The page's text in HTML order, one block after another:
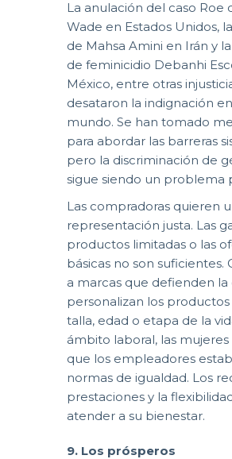
La anulación del caso Roe
Wade en Estados Unidos,
de Mahsa Amini en Irán y
de feminicidio Debanhi
México, entre otras
desataron la indignación
mundo. Se han tomado
para abordar las barreras
pero la discriminación de
sigue siendo un problema
Las compradoras quieren
representación justa. Las
productos limitadas o las
básicas no son suficientes.
a marcas que defienden la
personalizan los productos
talla, edad o etapa de la
ámbito laboral, las mujeres
que los empleadores
normas de igualdad. Los
prestaciones y la
atender a su bienestar.
9. Los prósperos